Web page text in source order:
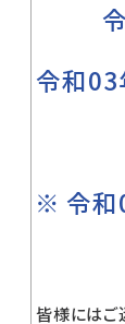
令和
※ 令和
皆様にはご